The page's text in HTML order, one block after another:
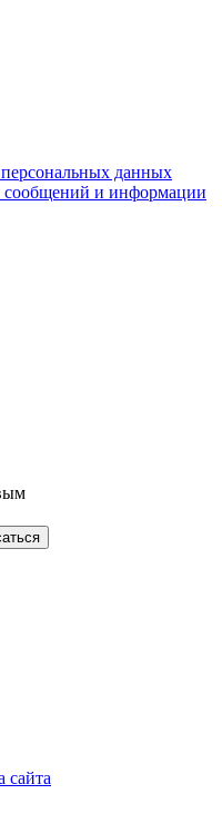
данных
сообщений и информации
сайта